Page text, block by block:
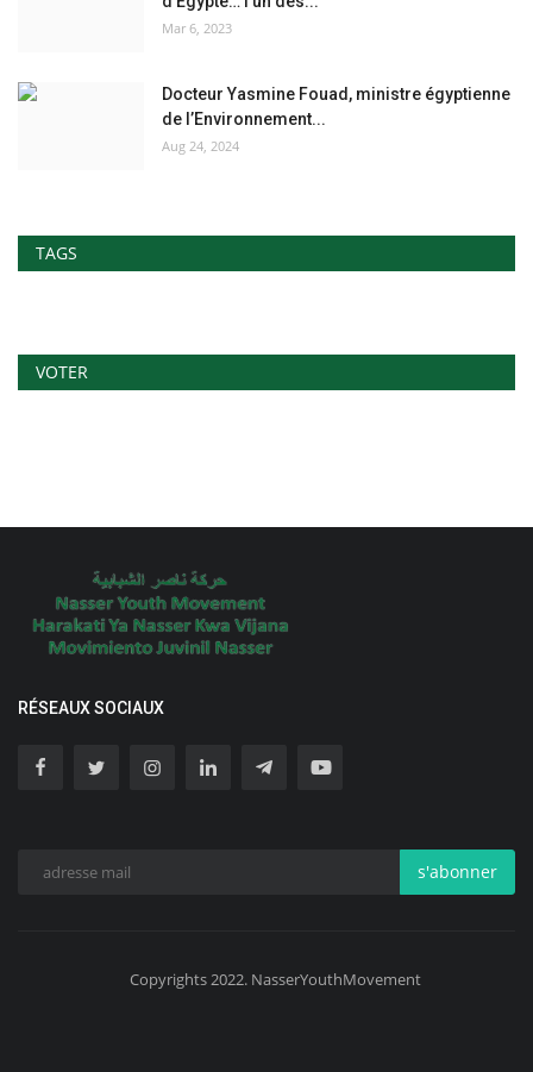
Mar 6, 2023
Docteur Yasmine Fouad, ministre égyptienne
de l’Environnement...
Aug 24, 2024
TAGS
VOTER
RÉSEAUX SOCIAUX
s'abonner
Copyrights 2022. NasserYouthMovement